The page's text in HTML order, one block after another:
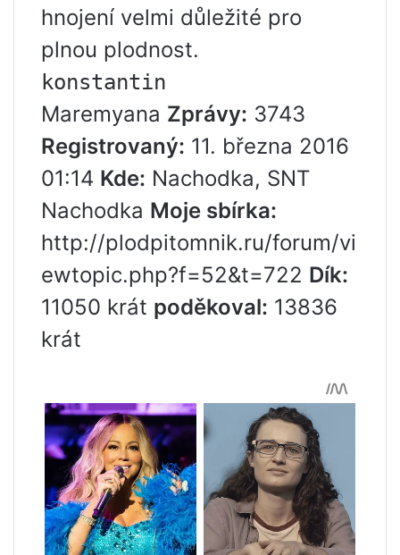
hnojení velmi důležité pro
plnou plodnost.
konstantin
Maremyana Zprávy: 3743
Registrovaný: 11. března 2016
01:14 Kde: Nachodka, SNT
Nachodka Moje sbírka:
http://plodpitomnik.ru/forum/vi
ewtopic.php?f=52&t=722 Dík:
11050 krát poděkoval: 13836
krát